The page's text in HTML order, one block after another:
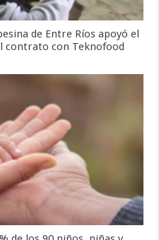
de Entre Ríos apoyó el
contrato con Teknofood